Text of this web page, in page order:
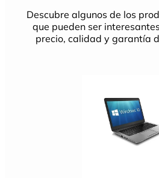
Descubre algunos de los
que pueden ser
precio, calidad y garantía